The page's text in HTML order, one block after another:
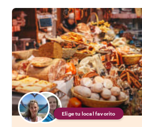
Elige tu local favorito